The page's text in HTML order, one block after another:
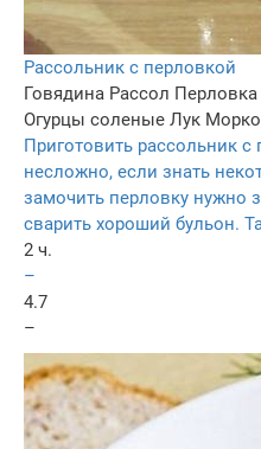
Рассольник с перловкой
Говядина Рассол Перловка
Огурцы соленые Лук
Приготовить рассольник
несложно, если знать
замочить перловку нужно
сварить хороший бульон.
2 ч.
–
4.7
–